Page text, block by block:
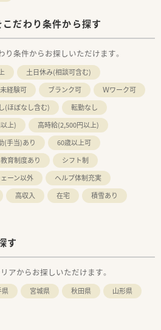
だわり条件から探す
条件からお探しいただけます。
土日休み(相談可含む)
未経験可 ブランク可
Ｗワーク可
(ほぼなし含む)
転勤なし
上)
高時給(2,500円以上)
(手当)あり
60歳以上可
教育制度あり
シフト制
ーン以外
ヘルプ体制充実
高収入 在宅
積雪あり
す
アからお探しいただけます。
県 宮城県 秋田県
山形県